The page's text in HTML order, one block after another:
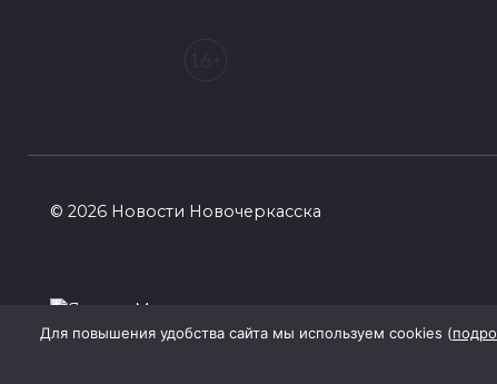
© 2026 Новости Новочеркасска
Для повышения удобства сайта мы используем cookies (